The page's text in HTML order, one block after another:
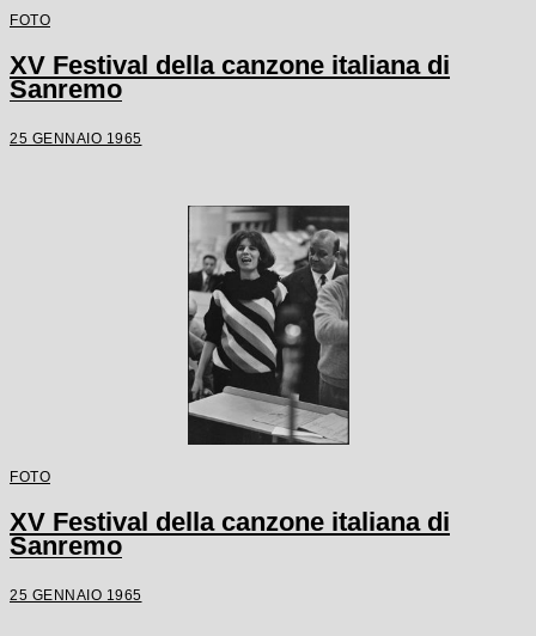
FOTO
XV Festival della canzone italiana di
Sanremo
25 GENNAIO 1965
FOTO
XV Festival della canzone italiana di
Sanremo
25 GENNAIO 1965